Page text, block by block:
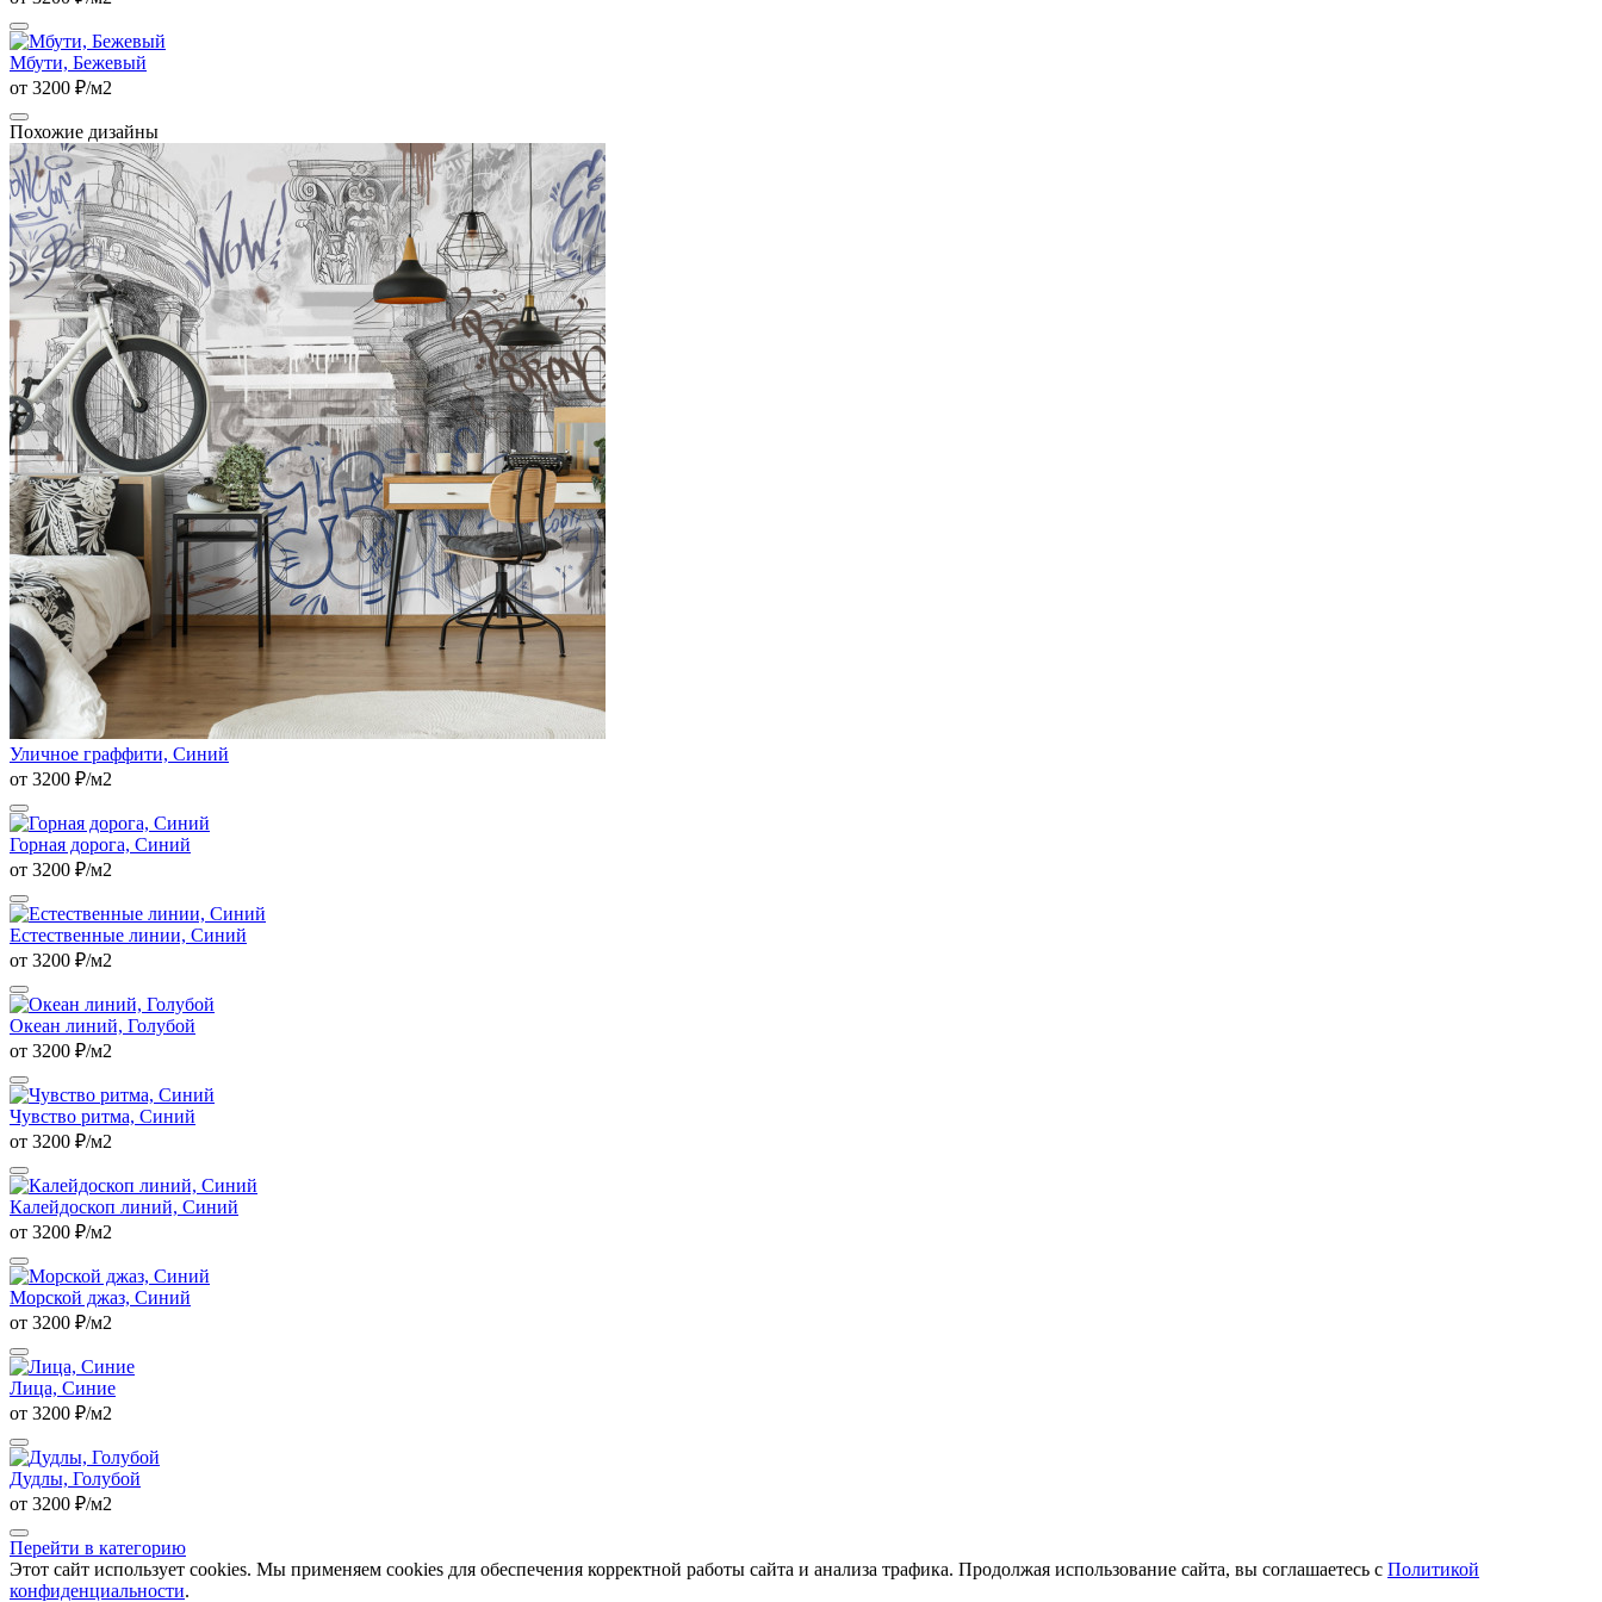
Мбути, Бежевый
от 3200 ₽/м2
Похожие дизайны
Уличное граффити, Синий
от 3200 ₽/м2
Горная дорога, Синий
от 3200 ₽/м2
Естественные линии, Синий
от 3200 ₽/м2
Океан линий, Голубой
от 3200 ₽/м2
Чувство ритма, Синий
от 3200 ₽/м2
Калейдоскоп линий, Синий
от 3200 ₽/м2
Морской джаз, Синий
от 3200 ₽/м2
Лица, Синие
от 3200 ₽/м2
Дудлы, Голубой
от 3200 ₽/м2
Перейти в категорию
Этот сайт использует cookies. Мы применяем cookies для обеспечения корректной работы сайта и анализа трафика. Продолжая использование сайта, вы соглашаетесь с Политикой
конфиденциальности.